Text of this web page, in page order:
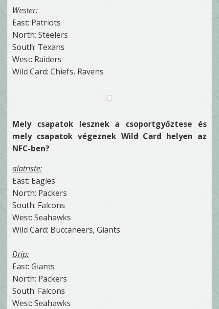
Wester:
East: Patriots
North: Steelers
South: Texans
West: Raiders
Wild Card: Chiefs, Ravens
Mely csapatok lesznek a csoportgyőztese és
mely csapatok végeznek Wild Card helyen az
NFC-ben?
alatriste:
East: Eagles
North: Packers
South: Falcons
West: Seahawks
Wild Card: Buccaneers, Giants
Drip:
East: Giants
North: Packers
South: Falcons
West: Seahawks